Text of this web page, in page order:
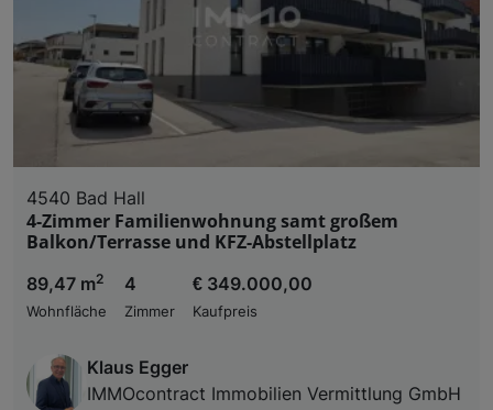
4540 Bad Hall
4-Zimmer Familienwohnung samt großem
Balkon/Terrasse und KFZ-Abstellplatz
89,47 m2
Wohnfläche
4
Zimmer
€ 349.000,00
Kaufpreis
Klaus Egger
IMMOcontract Immobilien Vermittlung GmbH